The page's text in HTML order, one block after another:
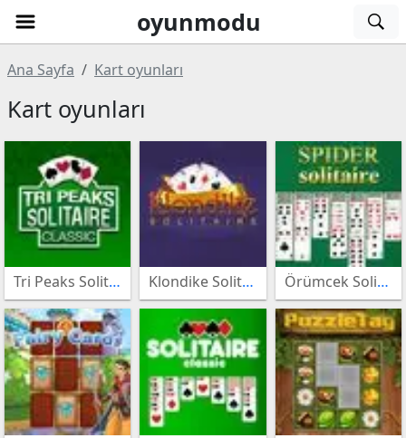
Atari
oyunları
oyunları
Beceri
oyunları
3lü
Eşleştirme
oyunları
Kız
oyunları
Bulmaca
oyunları
Bakım
oyunmodu
Ana Sayfa Kart oyunları
Kart oyunları
Tri Peaks Solitaire Classic Klondike Solitaire Örümcek Solitaire